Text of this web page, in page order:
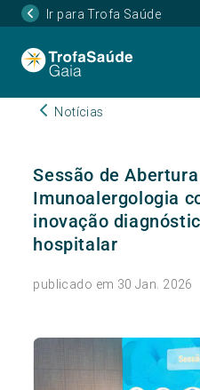
Ir para Trofa Saúde
Notícias
Sessão de
Imunoalergologia
inovação
hospitalar
publicado em 30 Jan. 2026